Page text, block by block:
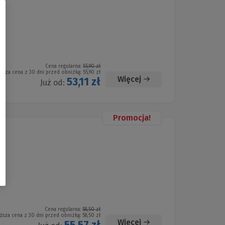
Cena regularna: 55,90 zł
cena z 30 dni przed obniżką: 55,90 zł
Już od: 53,11 zł Więcej
Promocja!
Cena regularna: 58,50 zł
cena z 30 dni przed obniżką: 58,50 zł
Więcej